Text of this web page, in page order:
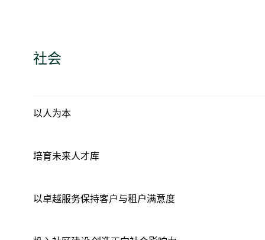
社会
以人为本
培育未来人才库
以卓越服务保持客户与租户满意度